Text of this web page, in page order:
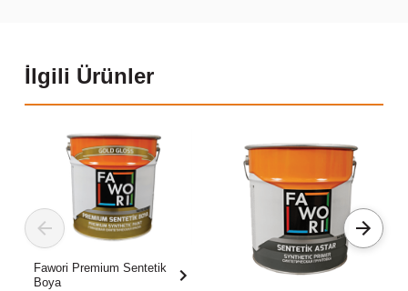
İlgili Ürünler
Fawori Premium Sentetik
Boya